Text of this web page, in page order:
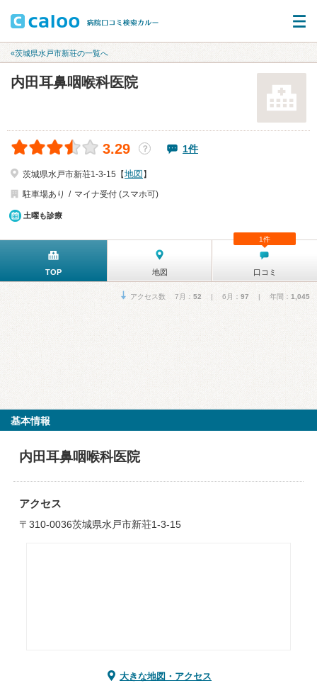
«茨城県水戸市新荘の一覧へ
内田耳鼻咽喉科医院
3.29 ？ 1件
茨城県水戸市新荘1-3-15【地図 】
駐車場あり
マイナ受付 (スマホ可)
土曜も診療
TOP 地図 口コミ
1件
アクセス数 7月： 52 | 6月： 97 | 年間： 1,045
基本情報
内田耳鼻咽喉科医院
アクセス
〒310-0036茨城県水戸市新荘1-3-15
大きな地図・アクセス